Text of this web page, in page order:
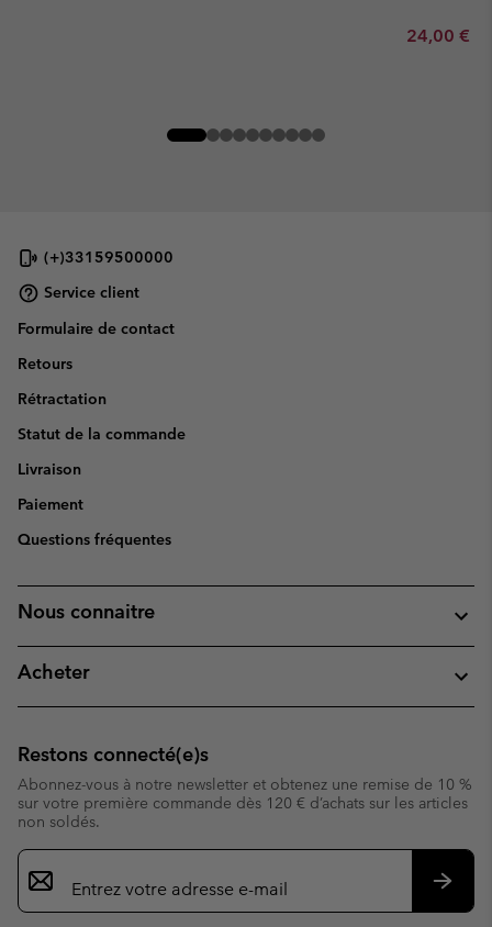
Minimum
24,00 €
(+)33159500000
Service client
Formulaire de contact
Retours
Rétractation
Statut de la commande
Livraison
Paiement
Questions fréquentes
Nous connaitre
Acheter
Restons connecté(e)s
Abonnez-vous à notre newsletter et obtenez une remise de 10 %
sur votre première commande dès 120 € d’achats sur les articles
non soldés.
Inscription
par
e-